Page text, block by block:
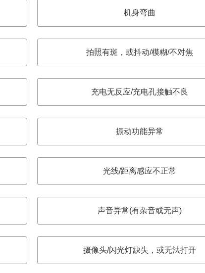
机身弯曲
拍照有斑，或抖动/模糊/不对焦
充电无反应/充电孔接触不良
振动功能异常
光线/距离感应不正常
声音异常(有杂音或无声)
摄像头/闪光灯缺失，或无法打开